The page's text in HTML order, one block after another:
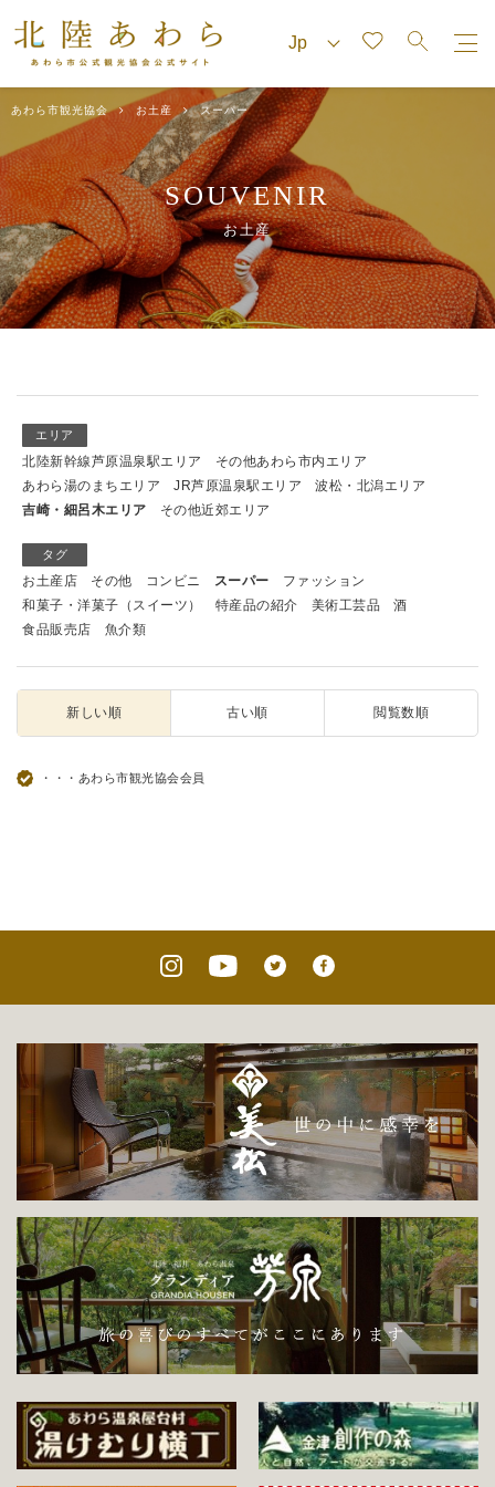
あわら市観光協会 お土産 スーパー
SOUVENIR
お土産
エリア
北陸新幹線芦原温泉駅エリア
その他あわら市内エリア
あわら湯のまちエリア
JR芦原温泉駅エリア
波松・北潟エリア
吉崎・細呂木エリア
その他近郊エリア
タグ
お土産店 その他 コンビニ スーパー
ファッション
和菓子・洋菓子（スイーツ）
特産品の紹介 美術工芸品
酒
食品販売店
魚介類
新しい順 古い順 閲覧数順
・・・あわら市観光協会会員